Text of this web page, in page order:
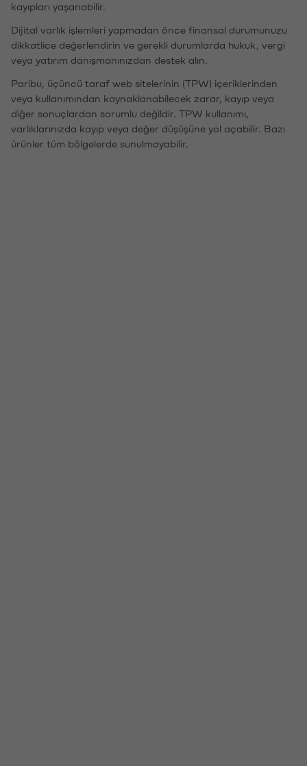
kayıpları yaşanabilir.
Dijital varlık işlemleri yapmadan önce finansal durumunuzu
dikkatlice değerlendirin ve gerekli durumlarda hukuk, vergi
veya yatırım danışmanınızdan destek alın.
Paribu, üçüncü taraf web sitelerinin (TPW) içeriklerinden
veya kullanımından kaynaklanabilecek zarar, kayıp veya
diğer sonuçlardan sorumlu değildir. TPW kullanımı,
varlıklarınızda kayıp veya değer düşüşüne yol açabilir. Bazı
ürünler tüm bölgelerde sunulmayabilir.